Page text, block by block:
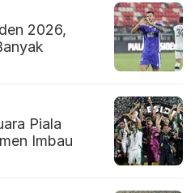
2026,
Piala
Imbau